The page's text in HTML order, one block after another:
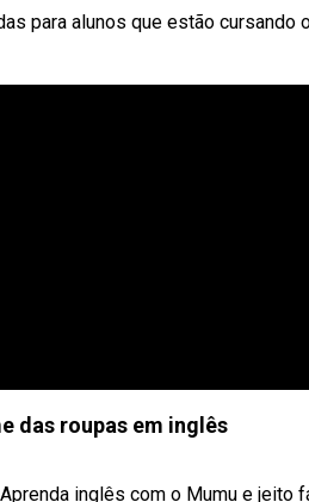
para alunos que estão cursando
das roupas em inglês
inglês com o Mumu e jeito